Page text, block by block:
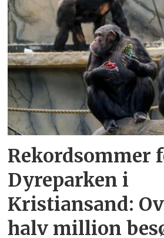
Rekordsommer
Dyreparken i
Kristiansand:
halv million